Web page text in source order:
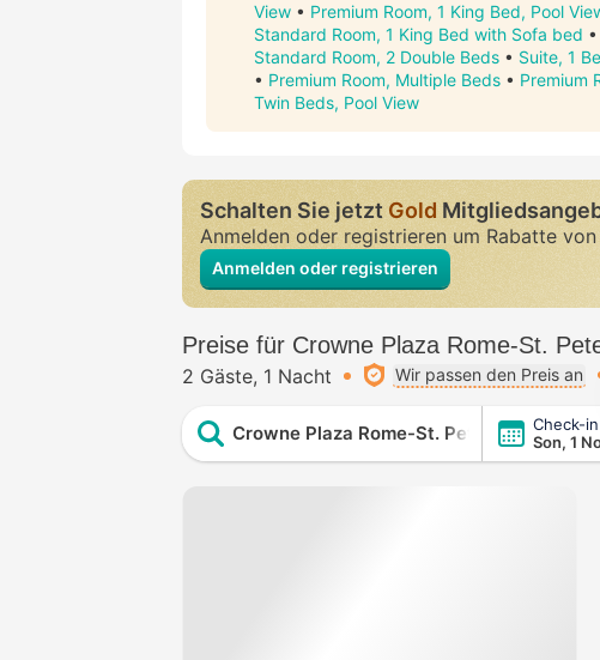
View • Premium Room, 1 King Bed, Pool
Standard Room, 1 King Bed with Sofa bed •
Standard Room, 2 Double Beds • Suite, 1
• Premium Room, Multiple Beds • Premium
Twin Beds, Pool View
Schalten Sie jetztGold
Anmelden oder registrieren um Rabatte
Anmelden oder registrieren
Preise für Crowne Plaza Rome-St.
2 Gäste 1 Nacht Wir passen den Preis an
Crowne Plaza Rome-St. Peter's Hotel &Check-in
Son, 1